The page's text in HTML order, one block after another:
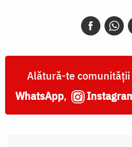
Alătură-te
WhatsApp,